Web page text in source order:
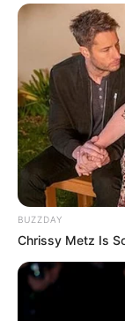
Yasmin Napper
Alamat email Anda
BUZZDAY
Chrissy Metz Is